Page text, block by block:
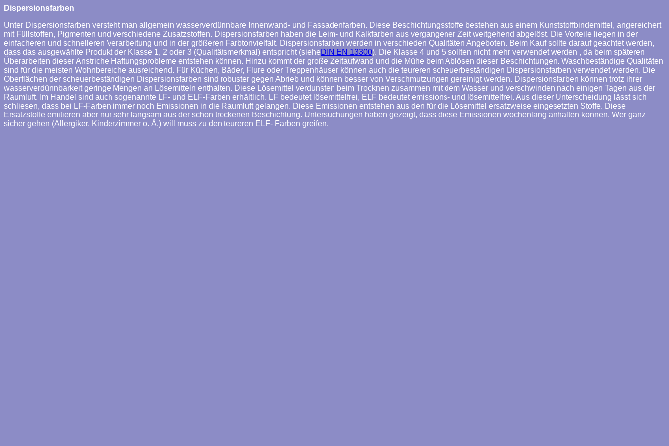
Dispersionsfarben
Unter Dispersionsfarben versteht man allgemein wasserverdünnbare Innenwand- und Fassadenfarben. Diese Beschichtungsstoffe bestehen aus einem Kunststoffbindemittel, angereichert
mit Füllstoffen, Pigmenten und verschiedene Zusatzstoffen. Dispersionsfarben haben die Leim- und Kalkfarben aus vergangener Zeit weitgehend abgelöst. Die Vorteile liegen in der
einfacheren und schnelleren Verarbeitung und in der größeren Farbtonvielfalt. Dispersionsfarben werden in verschieden Qualitäten Angeboten. Beim Kauf sollte darauf geachtet werden,
dass das ausgewählte Produkt der Klasse 1, 2 oder 3 (Qualitätsmerkmal) entspricht (sieheDIN EN 13300). Die Klasse 4 und 5 sollten nicht mehr verwendet werden , da beim späteren
Überarbeiten dieser Anstriche Haftungsprobleme entstehen können. Hinzu kommt der große Zeitaufwand und die Mühe beim Ablösen dieser Beschichtungen. Waschbeständige Qualitäten
sind für die meisten Wohnbereiche ausreichend. Für Küchen, Bäder, Flure oder Treppenhäuser können auch die teureren scheuerbeständigen Dispersionsfarben verwendet werden. Die
Oberflächen der scheuerbeständigen Dispersionsfarben sind robuster gegen Abrieb und können besser von Verschmutzungen gereinigt werden. Dispersionsfarben können trotz ihrer
wasserverdünnbarkeit geringe Mengen an Lösemitteln enthalten. Diese Lösemittel verdunsten beim Trocknen zusammen mit dem Wasser und verschwinden nach einigen Tagen aus der
Raumluft. Im Handel sind auch sogenannte LF- und ELF-Farben erhältlich. LF bedeutet lösemittelfrei, ELF bedeutet emissions- und lösemittelfrei. Aus dieser Unterscheidung lässt sich
schliesen, dass bei LF-Farben immer noch Emissionen in die Raumluft gelangen. Diese Emissionen entstehen aus den für die Lösemittel ersatzweise eingesetzten Stoffe. Diese
Ersatzstoffe emitieren aber nur sehr langsam aus der schon trockenen Beschichtung. Untersuchungen haben gezeigt, dass diese Emissionen wochenlang anhalten können. Wer ganz
sicher gehen (Allergiker, Kinderzimmer o. Ä.) will muss zu den teureren ELF- Farben greifen.